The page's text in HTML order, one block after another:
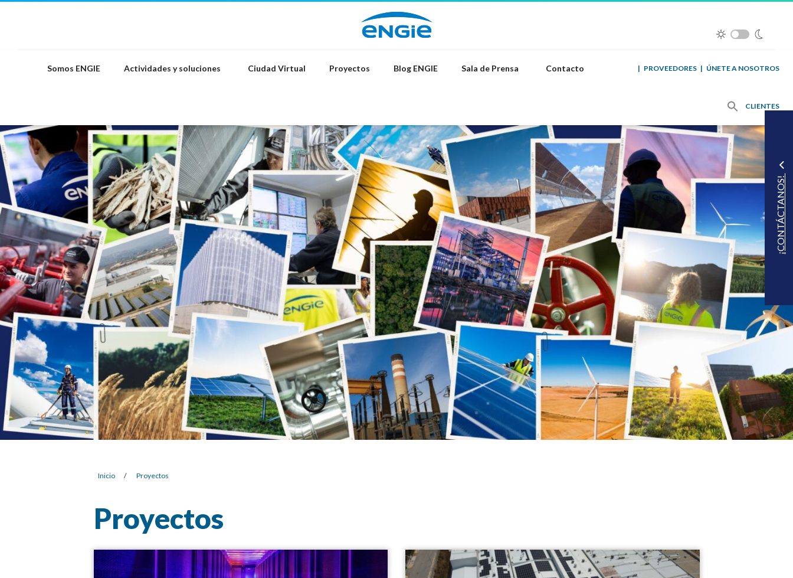
Somos ENGIE Actividades y soluciones Ciudad Virtual Proyectos Blog ENGIE Sala de Prensa Contacto ÚNETE A NOSOTROS
|
PROVEEDORES
|
CLIENTES
¡CONTÁCTANOS!
Inicio / Proyectos
Proyectos
Sistemas de climatización de alta eficiencia para el Campus de Alcalá Data Center de NabiaxInstalación Fotovoltaica para Autoconsumo sobre las cubiertas de una nave industrial de